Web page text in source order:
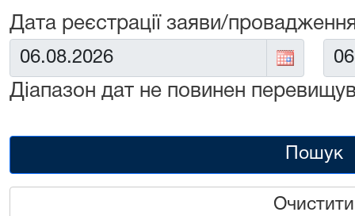
Дата реєстрації заяви/
Від: До:
Діапазон дат не повинен
Пошук
Очистити